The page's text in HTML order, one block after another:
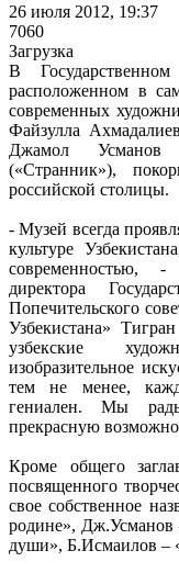
26 июля 2012, 19:37
7060
Загрузка
В
расположенном в
современных
Файзулла
Джамол Усманов
(«Странник»),
российской столицы.
- Музей всегда
культуре
современностью, -
директора
Попечительского
Узбекистана»
узбекские
изобразительное
тем не менее,
гениален. Мы
прекрасную
Кроме общего
посвященного
свое собственное
родине», Дж.Усманов
души», Б.Исмаилов –